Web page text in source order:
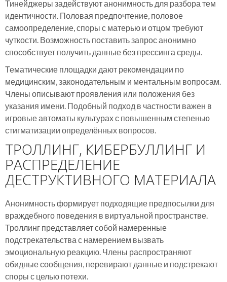
Тинейджеры задействуют анонимность для разбора тем
идентичности. Половая предпочтение, половое
самоопределение, споры с матерью и отцом требуют
чуткости. Возможность поставить запрос анонимно
способствует получить данные без прессинга среды.
Тематические площадки дают рекомендации по
медицинским, законодательным и ментальным вопросам.
Члены описывают проявления или положения без
указания имени. Подобный подход в частности важен в
игровые автоматы культурах с повышенным степенью
стигматизации определённых вопросов.
ТРОЛЛИНГ, КИБЕРБУЛЛИНГ И
РАСПРЕДЕЛЕНИЕ
ДЕСТРУКТИВНОГО МАТЕРИАЛА
Анонимность формирует подходящие предпосылки для
враждебного поведения в виртуальной пространстве.
Троллинг представляет собой намеренные
подстрекательства с намерением вызвать
эмоциональную реакцию. Члены распространяют
обидные сообщения, перевирают данные и подстрекают
споры с целью потехи.